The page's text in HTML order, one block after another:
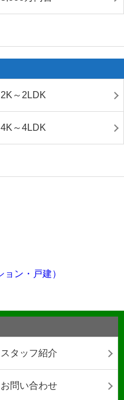
2K～2LDK
4K～4LDK
スタッフ紹介
お問い合わせ